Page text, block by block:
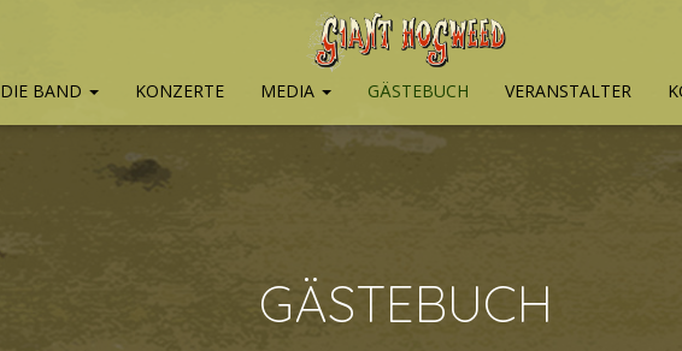
DIE BAND KONZERTE MEDIA GÄSTEBUCH VERANSTALTER
GÄSTEBUCH